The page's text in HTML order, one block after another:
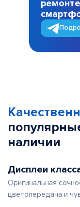
ремонте
наличии
Дисплеи
Оригинальная
цветопередача и